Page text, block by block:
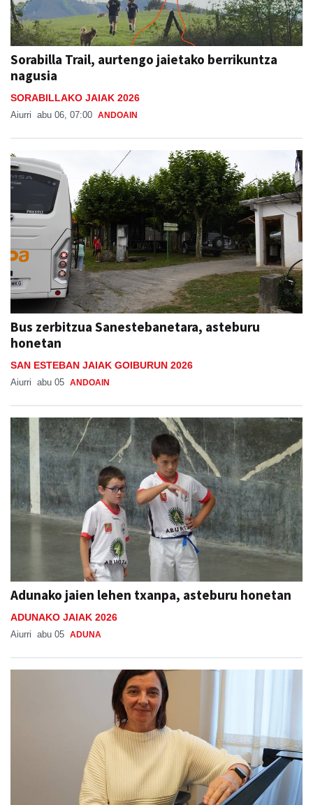
Sorabilla Trail, aurtengo jaietako berrikuntza
nagusia
SORABILLAKO JAIAK 2026
Aiurri abu 06, 07:00 ANDOAIN
Bus zerbitzua Sanestebanetara, asteburu
honetan
SAN ESTEBAN JAIAK GOIBURUN 2026
Aiurri abu 05 ANDOAIN
Adunako jaien lehen txanpa, asteburu honetan
ADUNAKO JAIAK 2026
Aiurri abu 05 ADUNA